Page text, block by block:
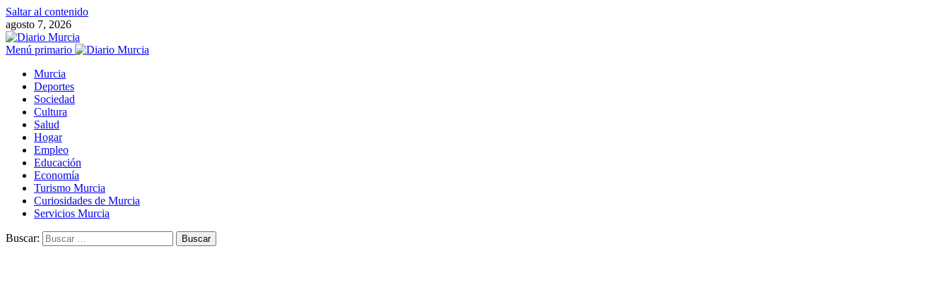
Saltar al contenido
agosto 7, 2026
Menú primario
Murcia
Deportes
Sociedad
Cultura
Salud
Hogar
Empleo
Educación
Economía
Turismo Murcia
Curiosidades de Murcia
Servicios Murcia
Buscar: